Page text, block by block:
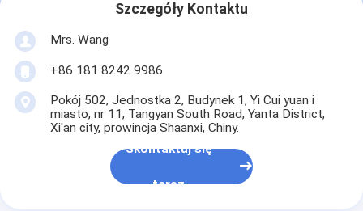
Szczegóły Kontaktu
Mrs. Wang
+86 181 8242 9986
Pokój 502, Jednostka 2, Budynek 1, Yi Cui yuan i
miasto, nr 11, Tangyan South Road, Yanta District,
Xi'an city, prowincja Shaanxi, Chiny.
Skontaktuj się
teraz